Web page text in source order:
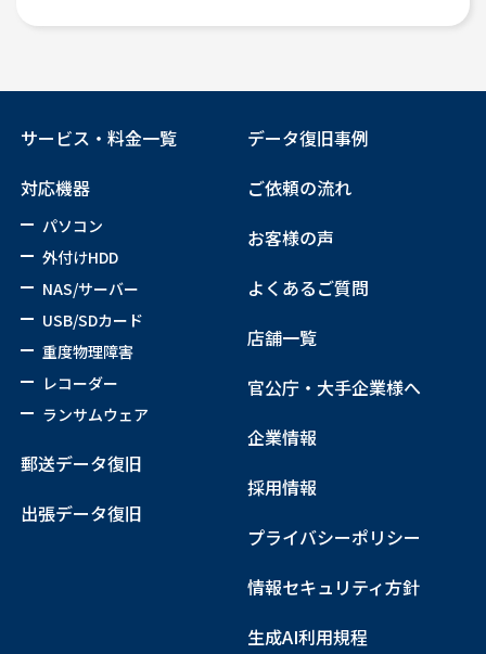
サービス・料金一覧
対応機器
パソコン
外付けHDD
NAS/サーバー
USB/SDカード
重度物理障害
レコーダー
ランサムウェア
郵送データ復旧
出張データ復旧
データ復旧事例
ご依頼の流れ
お客様の声
よくあるご質問
店舗一覧
官公庁・大手企業様へ
企業情報
採用情報
プライバシーポリシー
情報セキュリティ方針
生成AI利用規程